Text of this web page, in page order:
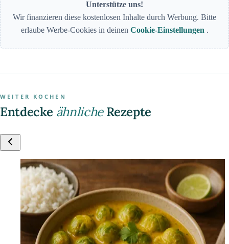
Unterstütze uns!
Wir finanzieren diese kostenlosen Inhalte durch Werbung. Bitte
erlaube Werbe-Cookies in deinen Cookie-Einstellungen .
WEITER KOCHEN
Entdecke ähnlicheRezepte